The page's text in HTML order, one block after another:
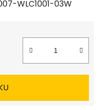
WLC1001-03W